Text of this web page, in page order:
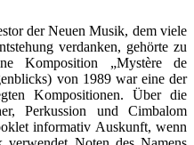
der Neuen Musik, dem viele
verdanken, gehörte zu
Komposition „Mystère de
von 1989 war eine der
Kompositionen. Über die
Perkussion und Cimbalom
informativ Auskunft, wenn